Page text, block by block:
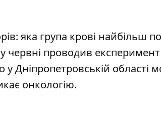
: яка група крові найбільш
червні проводив
Дніпропетровській області
онкологію.